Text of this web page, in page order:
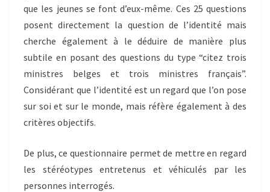
que les jeunes se font d’eux-même. Ces 25 questions
posent directement la question de l’identité mais
cherche également à le déduire de manière plus
subtile en posant des questions du type “citez trois
ministres belges et trois ministres français”.
Considérant que l’identité est un regard que l’on pose
sur soi et sur le monde, mais réfère également à des
critères objectifs.
De plus, ce questionnaire permet de mettre en regard
les stéréotypes entretenus et véhiculés par les
personnes interrogés.